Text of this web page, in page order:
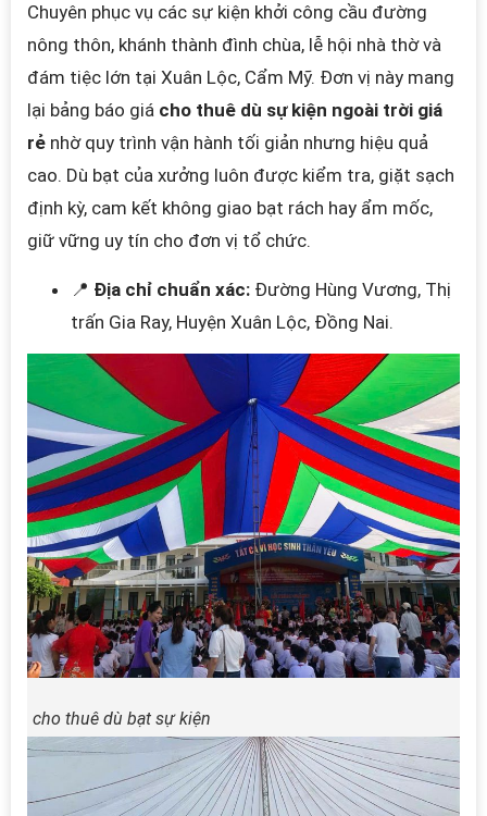
Chuyên phục vụ các sự kiện khởi công cầu đường
nông thôn, khánh thành đình chùa, lễ hội nhà thờ và
đám tiệc lớn tại Xuân Lộc, Cẩm Mỹ. Đơn vị này mang
lại bảng báo giá cho thuê dù sự kiện ngoài trời giá
rẻ nhờ quy trình vận hành tối giản nhưng hiệu quả
cao. Dù bạt của xưởng luôn được kiểm tra, giặt sạch
định kỳ, cam kết không giao bạt rách hay ẩm mốc,
giữ vững uy tín cho đơn vị tổ chức.
📍 Địa chỉ chuẩn xác: Đường Hùng Vương, Thị
trấn Gia Ray, Huyện Xuân Lộc, Đồng Nai.
cho thuê dù bạt sự kiện